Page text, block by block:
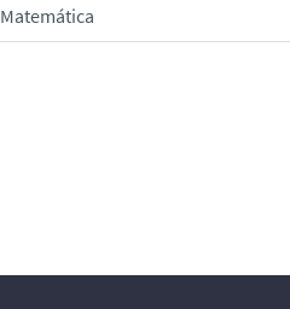
Matemática